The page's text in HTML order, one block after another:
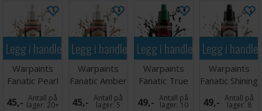
Legg i handlekurven
Warpaints
Fanatic Pearl
Skin
45,- Antall på
lager:20+
Legg i handlekurven
Warpaints
Fanatic Amber
Skin
45,- Antall på
lager:5
Legg i handlekurven
Warpaints
Fanatic True
Blood
49,- Antall på
lager: 10
Legg i
Warpaints
Fanatic Shining
Silver
49,- Antall på
lager:8